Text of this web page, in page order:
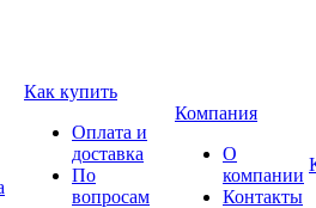
Как купить
Оплата и
доставка
По
вопросам
Компания
О
компании
Контакты